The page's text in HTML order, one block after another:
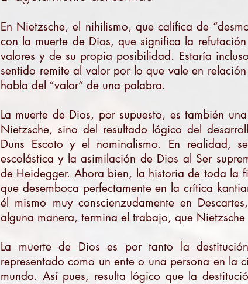
En Nietzsche, el nihilismo, que califica de
con la muerte de Dios, que significa la
valores y de su propia posibilidad. Estaría
sentido remite al valor por lo que vale en
habla del “valor” de una palabra.
La muerte de Dios, por supuesto, es también
Nietzsche, sino del resultado lógico del
Duns Escoto y el nominalismo. En realidad,
escolástica y la asimilación de Dios al Ser
de Heidegger. Ahora bien, la historia de toda la
que desemboca perfectamente en la crítica
él mismo muy conscienzudamente en
alguna manera, termina el trabajo, que Nietzsche
La muerte de Dios es por tanto la
representado como un ente o una persona en
mundo. Así pues, resulta lógico que la